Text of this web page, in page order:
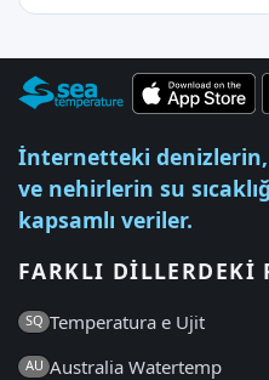
İnternetteki
ve nehirlerin su
kapsamlı veriler.
FARKLI DILLERDEKI
SQ Temperatura e Ujit
AU Australia Watertemp